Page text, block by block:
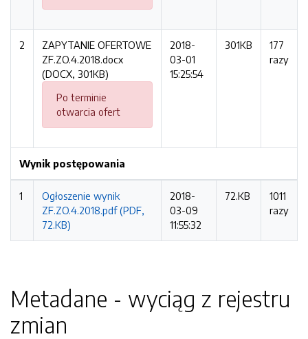
2
ZAPYTANIE OFERTOWE
ZF.ZO.4.2018.docx
(DOCX, 301KB)
Po terminie
otwarcia ofert
2018-
03-01
15:25:54
301KB
177
razy
Wynik postępowania
1
Ogłoszenie wynik
ZF.ZO.4.2018.pdf (PDF,
72.KB)
2018-
03-09
11:55:32
72.KB
1011
razy
Metadane - wyciąg z rejestru
zmian